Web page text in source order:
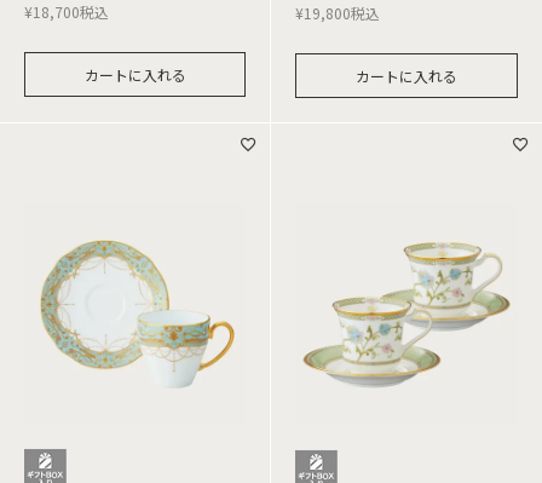
¥18,700税込
カートに入れる
¥19,800税込
カートに入れる